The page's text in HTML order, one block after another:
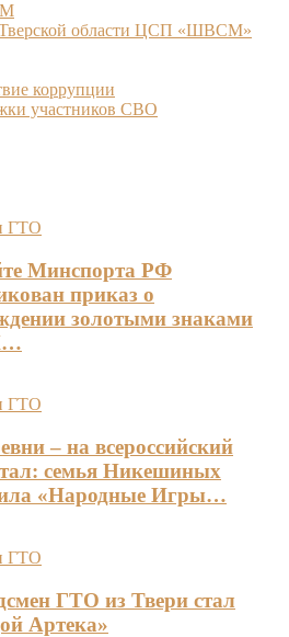
области ЦСП «ШВСМ»
коррупции
участников СВО
ГТО
Минспорта РФ
приказ о
золотыми знаками
ГТО
– на всероссийский
семья Никешиных
«Народные Игры…
ГТО
ГТО из Твери стал
Артека»